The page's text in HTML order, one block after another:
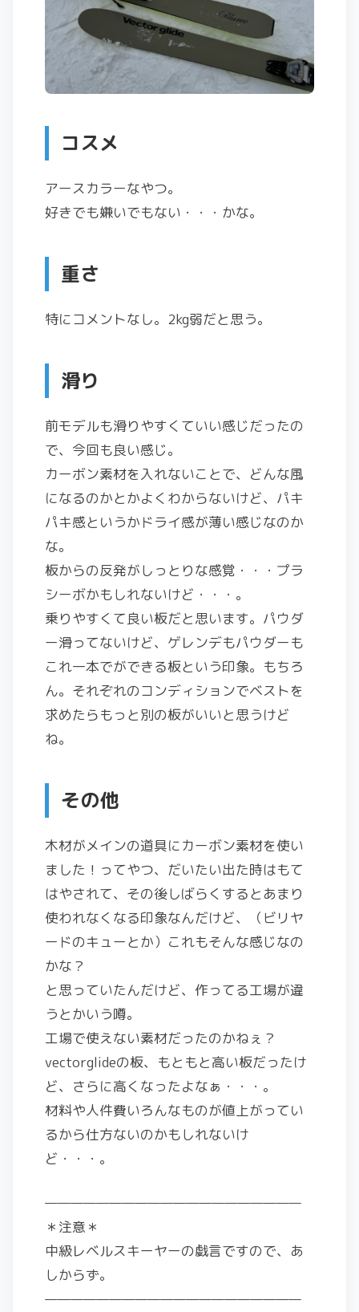
コスメ
アースカラーなやつ。
好きでも嫌いでもない・・・かな。
重さ
特にコメントなし。2kg弱だと思う。
滑り
前モデルも滑りやすくていい感じだったの
で、今回も良い感じ。
カーボン素材を入れないことで、どんな風
になるのかとかよくわからないけど、パキ
パキ感というかドライ感が薄い感じなのか
な。
板からの反発がしっとりな感覚・・・プラ
シーボかもしれないけど・・・。
乗りやすくて良い板だと思います。パウダ
ー滑ってないけど、ゲレンデもパウダーも
これ一本でができる板という印象。もちろ
ん。それぞれのコンディションでベストを
求めたらもっと別の板がいいと思うけど
ね。
その他
木材がメインの道具にカーボン素材を使い
ました！ってやつ、だいたい出た時はもて
はやされて、その後しばらくするとあまり
使われなくなる印象なんだけど、（ビリヤ
ードのキューとか）これもそんな感じなの
かな？
と思っていたんだけど、作ってる工場が違
うとかいう噂。
工場で使えない素材だったのかねぇ？
vectorglideの板、もともと高い板だったけ
ど、さらに高くなったよなぁ・・・。
材料や人件費いろんなものが値上がってい
るから仕方ないのかもしれないけ
ど・・・。
————————————————————
＊注意＊
中級レベルスキーヤーの戯言ですので、あ
しからず。
————————————————————